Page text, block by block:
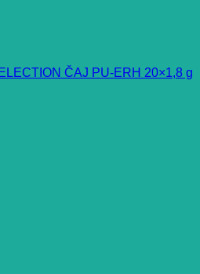
ČAJ PU-ERH 20×1,8 g